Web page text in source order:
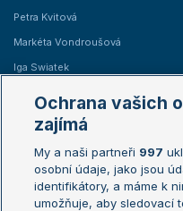
Petra Kvitová
Markéta Vondroušová
Iga Swiatek
Žebříčky
Žebříček ATP (muži)
Žebříček WTA (ženy)
Sázkařský žebříček
Ochrana vašich
zajímá
My a naši partneři 997
osobní údaje, jako jsou
identifikátory, a máme k
umožňuje, aby sledovací